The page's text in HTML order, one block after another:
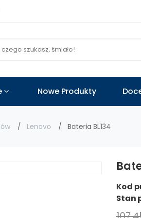
Nowe Produkty
Lenovo Bateria BL134
Kod
Stan